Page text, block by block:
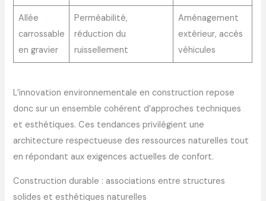
Allée
carrossable
en gravier
Perméabilité,
réduction du
ruissellement
Aménagement
extérieur, accès
véhicules
L’innovation environnementale en construction repose
donc sur un ensemble cohérent d’approches techniques
et esthétiques. Ces tendances privilégient une
architecture respectueuse des ressources naturelles tout
en répondant aux exigences actuelles de confort.
Construction durable : associations entre structures
solides et esthétiques naturelles